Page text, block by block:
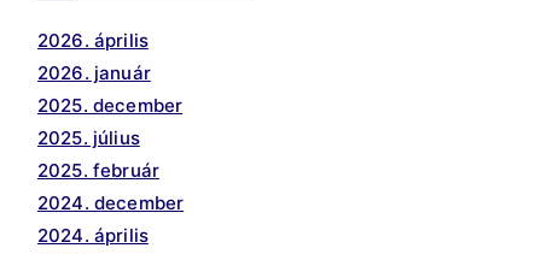
2026. április
2026. január
2025. december
2025. július
2025. február
2024. december
2024. április